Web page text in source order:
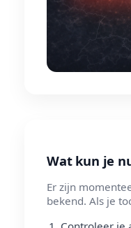
Wat kun je
Er zijn
bekend. Als je